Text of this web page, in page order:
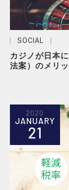
SOCIAL
カジノが日本
法案）のメリ
2020
JANUARY
21